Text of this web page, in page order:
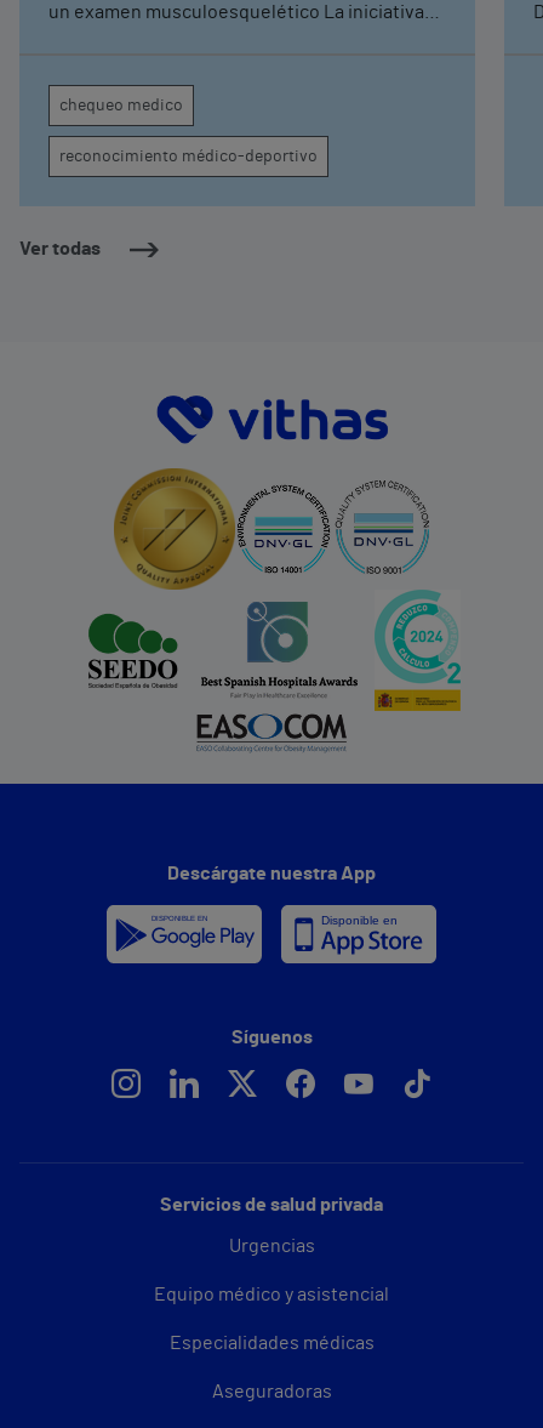
Ver todas
un examen musculoesquelético La iniciativa
de Baiona
chequeo medico
reconocimiento médico-deportivo
Servicios de salud privada
Urgencias
Equipo médico y asistencial
Especialidades médicas
Aseguradoras
Descárgate nuestra App
Síguenos